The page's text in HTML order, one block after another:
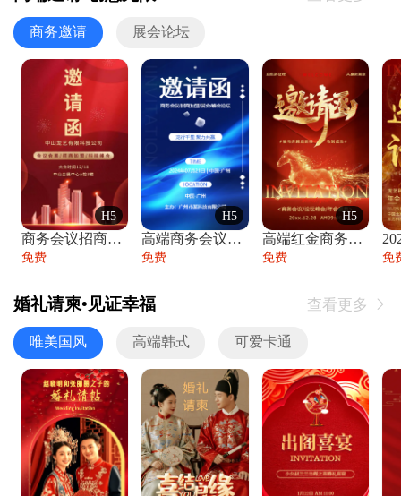
商务邀请 展会论坛
H5
商务会议招商展会科技峰会邀请函年会邀请
免费
H5
高端商务会议招商加盟展会峰会论坛邀请函
免费
H5
高端红金商务会议年会年终盛典答谢邀请函
免费 免
婚礼请柬•见证幸福 查看更多 
唯美国风 高端韩式 可爱卡通